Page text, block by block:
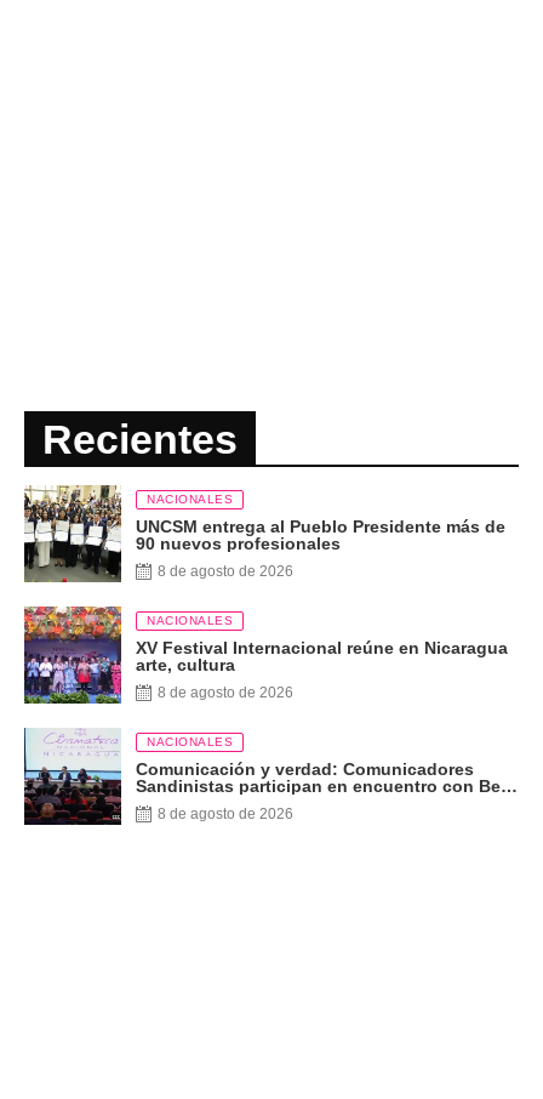
Recientes
NACIONALES
UNCSM entrega al Pueblo Presidente más de
90 nuevos profesionales
8 de agosto de 2026
NACIONALES
XV Festival Internacional reúne en Nicaragua
arte, cultura
8 de agosto de 2026
NACIONALES
Comunicación y verdad: Comunicadores
Sandinistas participan en encuentro con Ben
Norton
8 de agosto de 2026